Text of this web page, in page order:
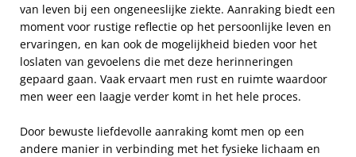
van leven bij een ongeneeslijke ziekte. Aanraking biedt een
moment voor rustige reflectie op het persoonlijke leven en
ervaringen, en kan ook de mogelijkheid bieden voor het
loslaten van gevoelens die met deze herinneringen
gepaard gaan. Vaak ervaart men rust en ruimte waardoor
men weer een laagje verder komt in het hele proces.
Door bewuste liefdevolle aanraking komt men op een
andere manier in verbinding met het fysieke lichaam en